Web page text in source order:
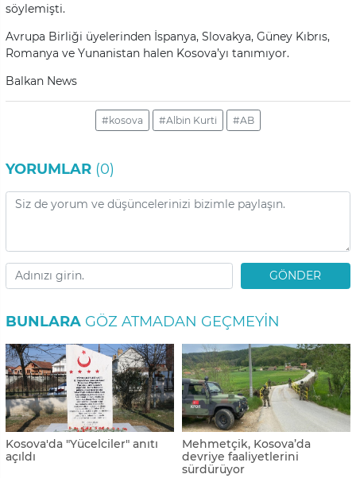
söylemişti.
Avrupa Birliği üyelerinden İspanya, Slovakya, Güney Kıbrıs,
Romanya ve Yunanistan halen Kosova’yı tanımıyor.
Balkan News
#kosova #Albin Kurti #AB
YORUMLAR (0)
GÖNDER
BUNLARA GÖZ ATMADAN GEÇMEYIN
Kosova'da "Yücelciler" anıtı
açıldı
Mehmetçik, Kosova’da
devriye faaliyetlerini
sürdürüyor